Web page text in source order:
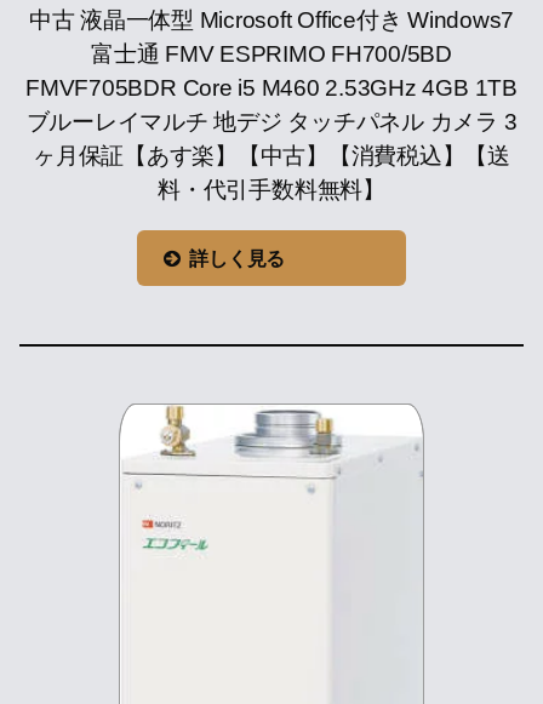
中古 液晶一体型 Microsoft Office付き Windows7
富士通 FMV ESPRIMO FH700/5BD
FMVF705BDR Core i5 M460 2.53GHz 4GB 1TB
ブルーレイマルチ 地デジ タッチパネル カメラ 3
ヶ月保証【あす楽】【中古】【消費税込】【送
料・代引手数料無料】
詳しく見る